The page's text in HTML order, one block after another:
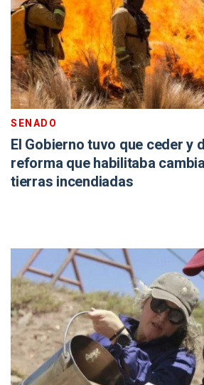
SENADO
El Gobierno tuvo que ceder y
reforma que habilitaba
tierras incendiadas